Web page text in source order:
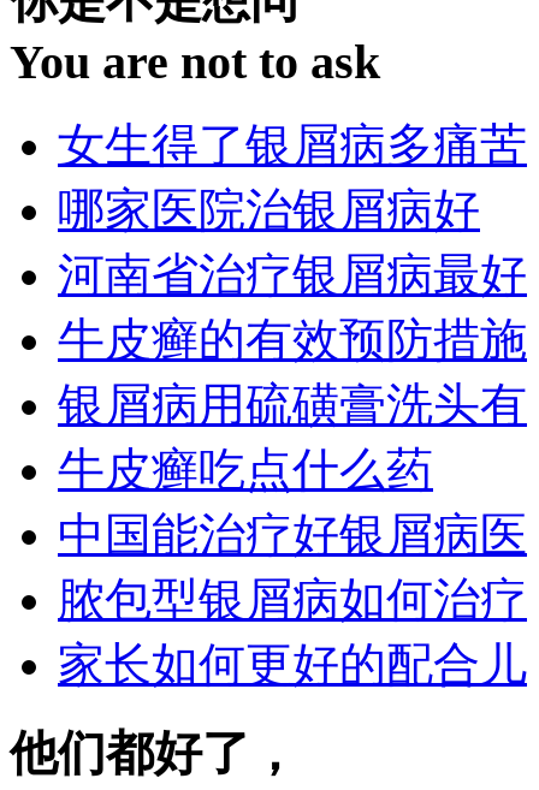
You are not to ask
女生得了银屑病多痛苦
哪家医院治银屑病好
河南省治疗银屑病最好
牛皮癣的有效预防措施
银屑病用硫磺膏洗头有
牛皮癣吃点什么药
中国能治疗好银屑病医
脓包型银屑病如何治疗
家长如何更好的配合儿
他们都好了，